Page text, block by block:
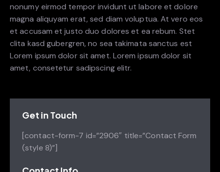
nonumy eirmod tempor invidunt ut labore et dolore
magna aliquyam erat, sed diam voluptua. At vero eos
et accusam et justo duo dolores et ea rebum. Stet
clita kasd gubergren, no sea takimata sanctus est
Lorem ipsum dolor sit amet. Lorem ipsum dolor sit
amet, consetetur sadipscing elitr.
Get in Touch
[contact-form-7 id=”2906″ title=”Contact Form
(style 8)”]